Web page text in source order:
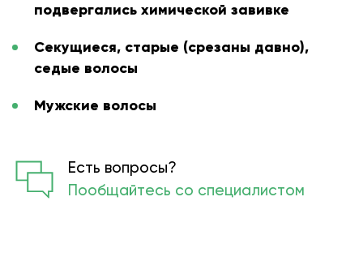
подвергались химической завивке
Секущиеся, старые (срезаны давно),
седые волосы
Мужские волосы
Есть вопросы?
Пообщайтесь со специалистом